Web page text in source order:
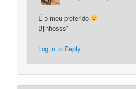
É o meu preferido
Bjinhosss*
Log in to Reply